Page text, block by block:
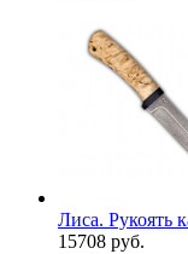
Лиса. Рукоять
15708 руб.